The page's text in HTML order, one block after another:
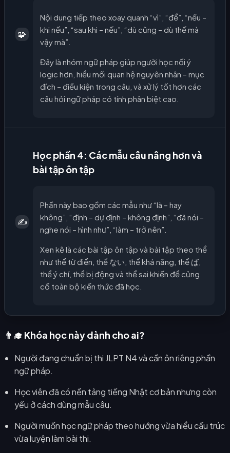
🧩
Nội dung tiếp theo xoay quanh “vì”, “để”, “nếu –
khi nếu”, “sau khi – nếu”, “dù cũng – dù thế mà
vậy mà”.
Đây là nhóm ngữ pháp giúp người học nối ý
logic hơn, hiểu mối quan hệ nguyên nhân – mục
đích – điều kiện trong câu, và xử lý tốt hơn các
câu hỏi ngữ pháp có tính phân biệt cao.
✍️
Học phần 4: Các mẫu câu nâng hơn và
bài tập ôn tập
Phần này bao gồm các mẫu như “là – hay
không”, “định – dự định – không định”, “đã nói –
nghe nói – hình như”, “làm – trở nên”.
Xen kẽ là các bài tập ôn tập và bài tập theo thể
như thể từ điển, thể ない, thể khả năng, thể ば,
thể ý chí, thể bị động và thể sai khiến để củng
cố toàn bộ kiến thức đã học.
👨‍🎓 Khóa học này dành cho ai?
Người đang chuẩn bị thi JLPT N4 và cần ôn riêng phần
ngữ pháp.
Học viên đã có nền tảng tiếng Nhật cơ bản nhưng còn
yếu ở cách dùng mẫu câu.
Người muốn học ngữ pháp theo hướng vừa hiểu cấu trúc
vừa luyện làm bài thi.